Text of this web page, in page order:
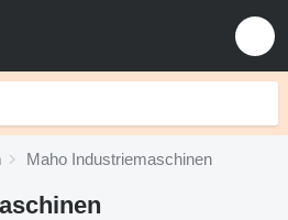
Maho Industriemaschinen